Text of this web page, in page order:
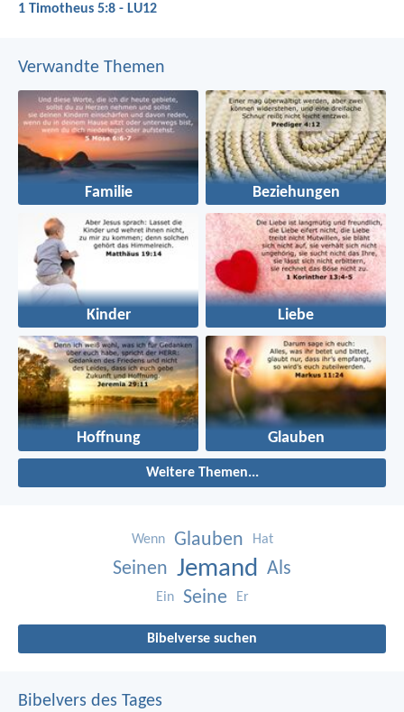
1 Timotheus 5:8 - LU12
Verwandte Themen
Familie Beziehungen
Kinder Liebe
Hoffnung Glauben
Weitere Themen...
Wenn Glauben Hat
Seinen Jemand Als
Ein Seine Er
Bibelverse suchen
Bibelvers des Tages